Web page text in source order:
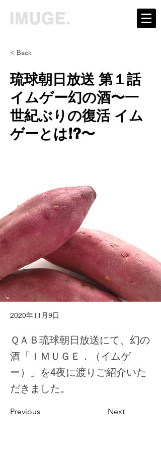
< Back
琉球朝日放送 第１話
イムゲー幻の酒〜一
世紀ぶりの復活 イム
ゲーとは!?〜
2020年11月9日
ＱＡＢ琉球朝日放送にて、幻の
酒「ＩＭＵＧＥ．（イムゲ
ー）」を4夜に渡りご紹介いた
だきました。
Previous Next